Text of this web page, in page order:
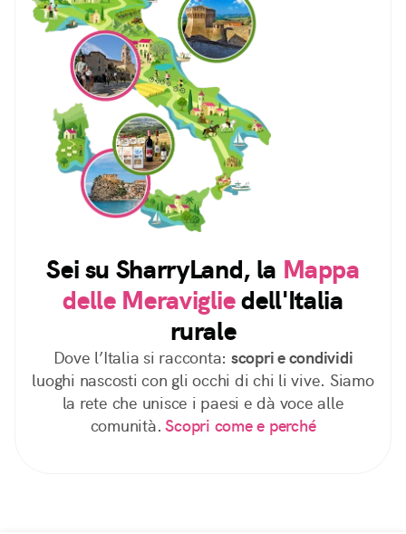
Sei su SharryLand, la Mappa
delle Meravigliedell'Italia
rurale
Dove l’Italia si racconta: scopri e condividi
luoghi nascosti con gli occhi di chi li vive. Siamo
la rete che unisce i paesi e dà voce alle
comunità. Scopri come e perché